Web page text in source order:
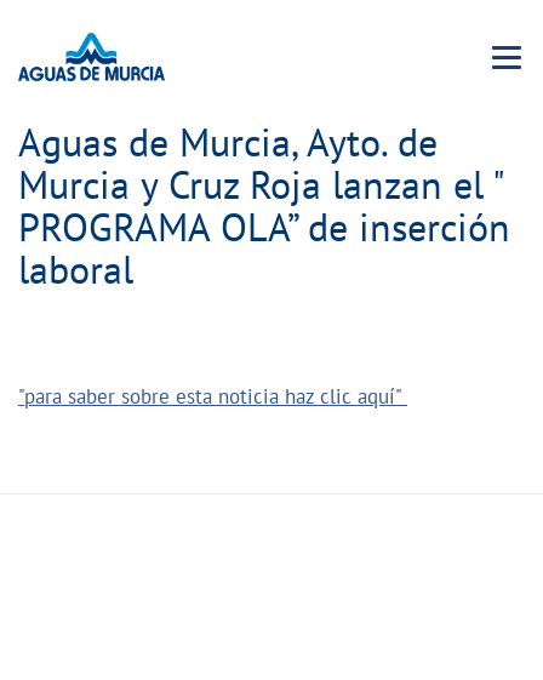
Menu
Aguas de Murcia, Ayto. de
Murcia y Cruz Roja lanzan el "
PROGRAMA OLA” de inserción
laboral
"para saber sobre esta noticia haz clic aquí"